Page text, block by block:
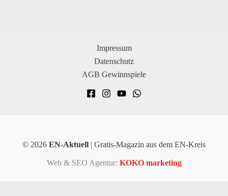
Impressum
Datenschutz
AGB Gewinnspiele
© 2026 EN-Aktuell | Gratis-Magazin aus dem EN-Kreis
Web & SEO Agentur: KOKO marketing